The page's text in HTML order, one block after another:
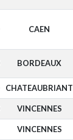
CAEN
BORDEAUX
CHATEAUBRIANT
VINCENNES
VINCENNES